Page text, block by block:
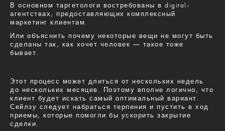
В основном таргетологи востребованы в digital-
агентствах, предоставляющих комплексный
маркетинг клиентам.
Или объяснить почему некоторые вещи не могут быть
сделаны так, как хочет человек — такое тоже
бывает.
Этот процесс может длиться от нескольких недель
до нескольких месяцев. Поэтому вполне логично, что
клиент будет искать самый оптимальный вариант.
Сейлзу следует набраться терпения и пустить в ход
приемы, которые помогли бы ускорить закрытие
сделки.